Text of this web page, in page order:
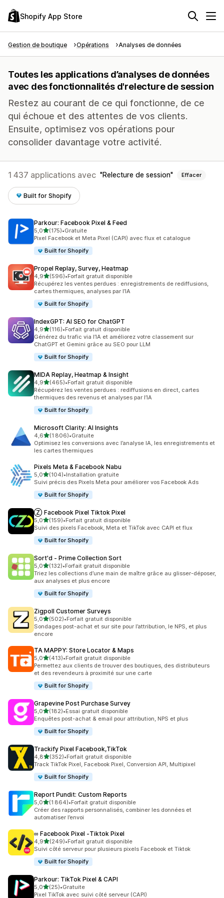
Shopify App Store
Gestion de boutique Opérations Analyses de données
Toutes les applications d’analyses de données
avec des fonctionnalités d'relecture de session
Restez au courant de ce qui fonctionne, de ce
qui échoue et des attentes de vos clients.
Ensuite, optimisez vos opérations pour
consolider davantage votre activité.
1 437 applications avec Relecture de session Effacer
Built for Shopify
Parkour: Facebook Pixel & Feed
5,0étoile(s) sur 5
(175)
175 avis au total
•Gratuite
Pixel Facebook et Meta Pixel (CAPI) avec flux et catalogue
Built for Shopify
Propel Replay, Survey, Heatmap
4,9étoile(s) sur 5
(596)
596 avis au total
•Forfait gratuit disponible
Récupérez les ventes perdues : enregistrements de rediffusions,
cartes thermiques, analyses par l’IA
Built for Shopify
IndexGPT: AI SEO for ChatGPT
4,9étoile(s) sur 5
(116)
116 avis au total
•Forfait gratuit disponible
Générez du trafic via l’IA et améliorez votre classement sur
ChatGPT et Gemini grâce au SEO pour LLM
Built for Shopify
MIDA Replay, Heatmap & Insight
4,9étoile(s) sur 5
(465)
465 avis au total
•Forfait gratuit disponible
Récupérez les ventes perdues : rediffusions en direct, cartes
thermiques des revenus et analyses par l’IA
Built for Shopify
Microsoft Clarity: AI Insights
4,6étoile(s) sur 5
(1 806)
1806 avis au total
•Gratuite
Optimisez les conversions avec l’analyse IA, les enregistrements et
les cartes thermiques
Pixels Meta & Facebook Nabu
5,0étoile(s) sur 5
(104)
104 avis au total
•Installation gratuite
Suivi précis des Pixels Meta pour améliorer vos Facebook Ads
Built for Shopify
Ⓩ Facebook Pixel Tiktok Pixel
5,0étoile(s) sur 5
(159)
159 avis au total
•Forfait gratuit disponible
Suivi des pixels Facebook, Meta et TikTok avec CAPI et flux
Built for Shopify
Sort'd ‑ Prime Collection Sort
5,0étoile(s) sur 5
(132)
132 avis au total
•Forfait gratuit disponible
Triez les collections d’une main de maître grâce au glisser-déposer,
aux analyses et plus encore
Built for Shopify
Zigpoll Customer Surveys
5,0étoile(s) sur 5
(502)
502 avis au total
•Forfait gratuit disponible
Sondages post-achat et sur site pour l’attribution, le NPS, et plus
encore
TA MAPPY: Store Locator & Maps
5,0étoile(s) sur 5
(413)
413 avis au total
•Forfait gratuit disponible
Permettez aux clients de trouver des boutiques, des distributeurs
et des revendeurs à proximité sur une carte
Built for Shopify
Grapevine Post Purchase Survey
5,0étoile(s) sur 5
(182)
182 avis au total
•Essai gratuit disponible
Enquêtes post-achat & email pour attribution, NPS et plus
Built for Shopify
Trackify Pixel Facebook,TikTok
4,8étoile(s) sur 5
(352)
352 avis au total
•Forfait gratuit disponible
Track TikTok Pixel, Facebook Pixel, Conversion API, Multipixel
Built for Shopify
Report Pundit: Custom Reports
5,0étoile(s) sur 5
(1 864)
1864 avis au total
•Forfait gratuit disponible
Créer des rapports personnalisés, combiner les données et
automatiser l’envoi
∞ Facebook Pixel ‑Tiktok Pixel
4,9étoile(s) sur 5
(249)
249 avis au total
•Forfait gratuit disponible
Suivi côté serveur pour plusieurs pixels Facebook et Tiktok
Built for Shopify
Parkour: TikTok Pixel & CAPI
5,0étoile(s) sur 5
(25)
25 avis au total
•Gratuite
Pixel TikTok avec suivi côté serveur (CAPI)